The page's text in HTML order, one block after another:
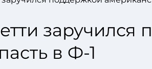
заручился
в Ф-1